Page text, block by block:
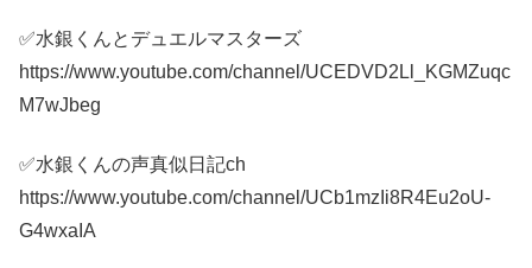
✅水銀くんとデュエルマスターズ
https://www.youtube.com/channel/UCEDVD2Ll_KGMZuqc
M7wJbeg
✅水銀くんの声真似日記ch
https://www.youtube.com/channel/UCb1mzIi8R4Eu2oU-
G4wxaIA